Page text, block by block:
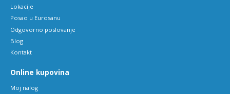
Lokacije
Posao u Eurosanu
Odgovorno poslovanje
Blog
Kontakt
Online kupovina
Moj nalog